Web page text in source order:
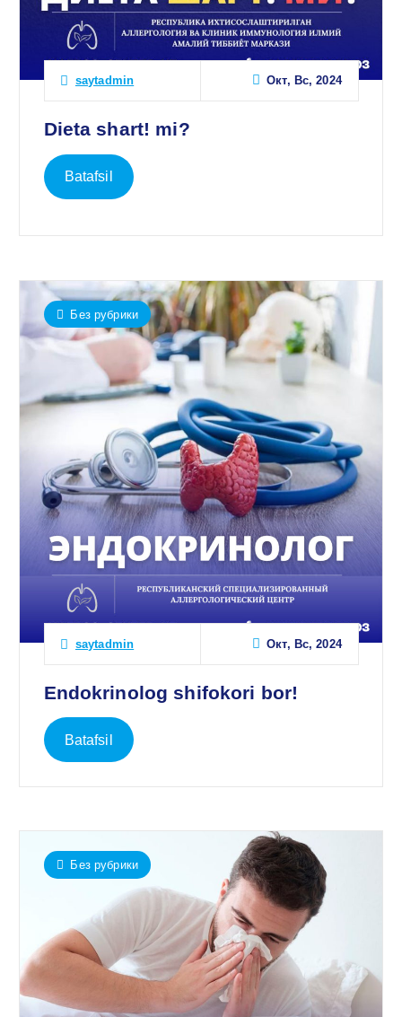
saytadmin Окт, Вс, 2024
Dieta shart! mi?
Batafsil
saytadmin Окт, Вс, 2024
Без рубрики
Endokrinolog shifokori bor!
Batafsil
Без рубрики